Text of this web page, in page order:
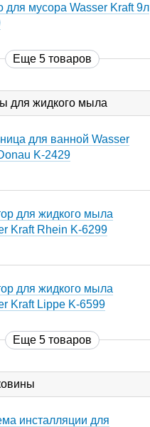
для мусора Wasser Kraft 9л
Еще 5 товаров
для жидкого мыла
для ванной Wasser
K-2429
для жидкого мыла
Kraft Rhein K-6299
для жидкого мыла
Kraft Lippe K-6599
Еще 5 товаров
инсталляции для